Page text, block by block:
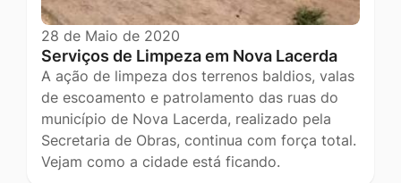
28 de Maio de 2020
Serviços de Limpeza em Nova Lacerda
A ação de limpeza dos terrenos baldios, valas
de escoamento e patrolamento das ruas do
município de Nova Lacerda, realizado pela
Secretaria de Obras, continua com força total.
Vejam como a cidade está ficando.